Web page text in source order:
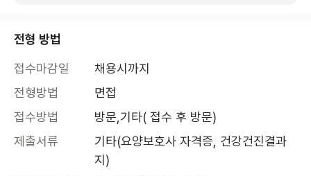
전형 방법
접수마감일
채용시까지
전형방법
면접
접수방법
방문,기타( 접수 후 방문)
제출서류
기타(요양보호사 자격증, 건강건진결과
지)